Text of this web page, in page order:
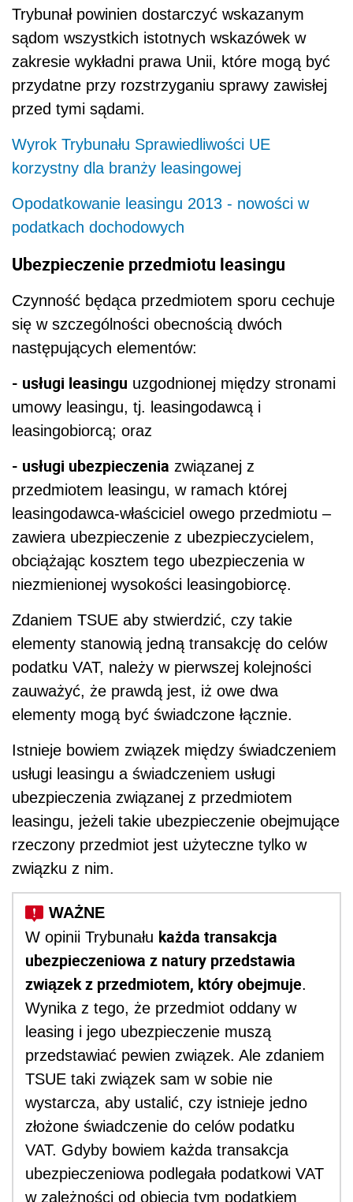
Trybunał powinien dostarczyć wskazanym
sądom wszystkich istotnych wskazówek w
zakresie wykładni prawa Unii, które mogą być
przydatne przy rozstrzyganiu sprawy zawisłej
przed tymi sądami.
Wyrok Trybunału Sprawiedliwości UE
korzystny dla branży leasingowej
Opodatkowanie leasingu 2013 - nowości w
podatkach dochodowych
Ubezpieczenie przedmiotu leasingu
Czynność będąca przedmiotem sporu cechuje
się w szczególności obecnością dwóch
następujących elementów:
- usługi leasingu uzgodnionej między stronami
umowy leasingu, tj. leasingodawcą i
leasingobiorcą; oraz
- usługi ubezpieczenia związanej z
przedmiotem leasingu, w ramach której
leasingodawca-właściciel owego przedmiotu –
zawiera ubezpieczenie z ubezpieczycielem,
obciążając kosztem tego ubezpieczenia w
niezmienionej wysokości leasingobiorcę.
Zdaniem TSUE aby stwierdzić, czy takie
elementy stanowią jedną transakcję do celów
podatku VAT, należy w pierwszej kolejności
zauważyć, że prawdą jest, iż owe dwa
elementy mogą być świadczone łącznie.
Istnieje bowiem związek między świadczeniem
usługi leasingu a świadczeniem usługi
ubezpieczenia związanej z przedmiotem
leasingu, jeżeli takie ubezpieczenie obejmujące
rzeczony przedmiot jest użyteczne tylko w
związku z nim.
W opinii Trybunału każda transakcja
ubezpieczeniowa z natury przedstawia
związek z przedmiotem, który obejmuje.
Wynika z tego, że przedmiot oddany w
leasing i jego ubezpieczenie muszą
przedstawiać pewien związek. Ale zdaniem
TSUE taki związek sam w sobie nie
wystarcza, aby ustalić, czy istnieje jedno
złożone świadczenie do celów podatku
VAT. Gdyby bowiem każda transakcja
ubezpieczeniowa podlegała podatkowi VAT
w zależności od objęcia tym podatkiem